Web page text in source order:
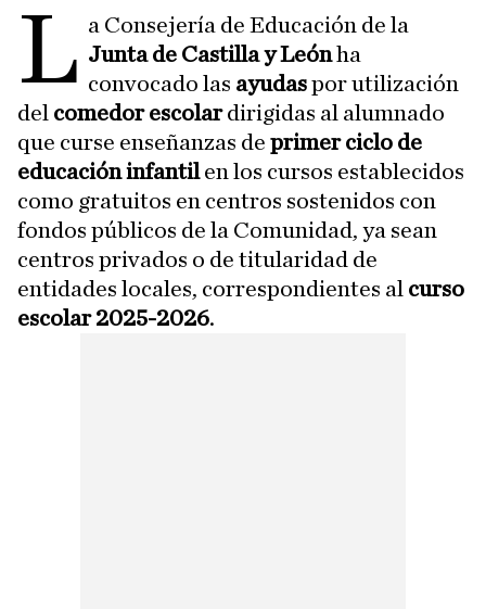
L a Consejería de Educación de la
Junta de Castilla y Leónha
convocado las ayudaspor utilización
del comedor escolardirigidas al alumnado
que curse enseñanzas de primer ciclo de
educación infantilen los cursos establecidos
como gratuitos en centros sostenidos con
fondos públicos de la Comunidad, ya sean
centros privados o de titularidad de
entidades locales, correspondientes al curso
escolar 2025-2026.